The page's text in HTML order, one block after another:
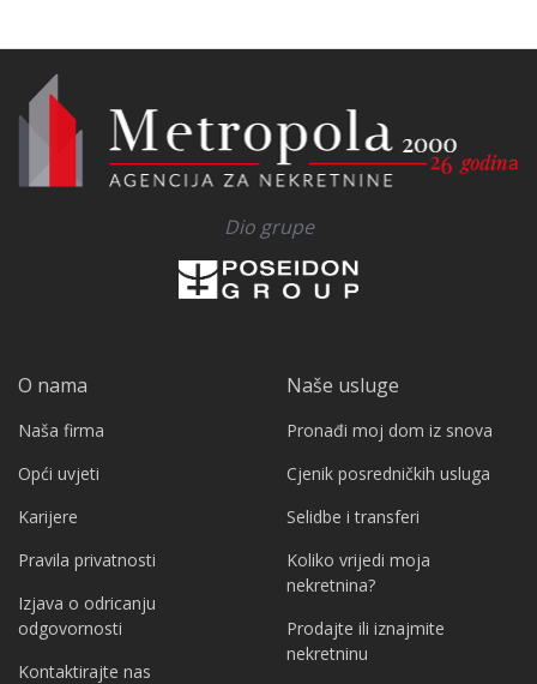
Dio grupe
O nama
Naša firma
Opći uvjeti
Karijere
Pravila privatnosti
Izjava o odricanju
odgovornosti
Kontaktirajte nas
Naše usluge
Pronađi moj dom iz snova
Cjenik posredničkih usluga
Selidbe i transferi
Koliko vrijedi moja
nekretnina?
Prodajte ili iznajmite
nekretninu